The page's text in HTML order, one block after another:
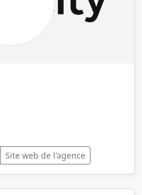
Site web de l'agence